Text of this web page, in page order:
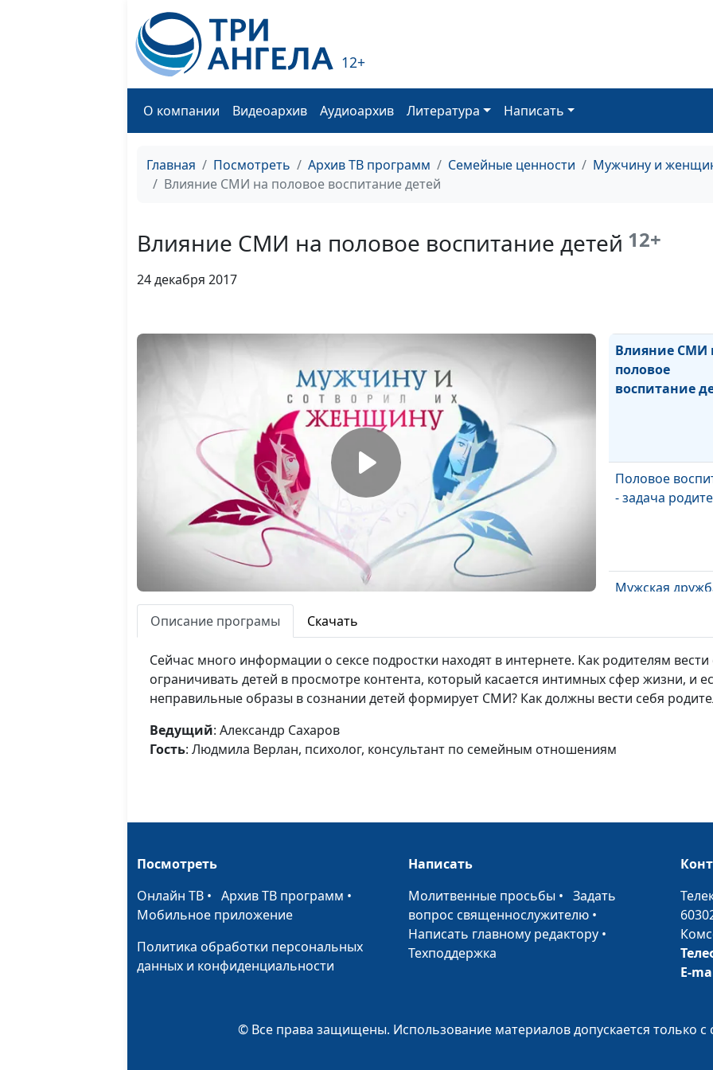
12+
О компании Видеоархив Аудиоархив Литература Написать
Главная Посмотреть Архив ТВ программ Семейные ценности
Мужчину и
Влияние СМИ на половое воспитание детей
Влияние СМИ на половое воспитание детей 12+
24 декабря 2017
Чем плох секс
часть)
Чем плох секс до
Влияние СМИ
половое
воспитание
Половое
- задача
Мужская
Кто главный в
семье?
Признаки
Суровый
ребенок
Описание програмы Скачать
Сейчас много информации о сексе подростки находят в интернете. Как родителям
ограничивать детей в просмотре контента, который касается интимных сфер жизни, и
неправильные образы в сознании детей формирует СМИ? Как должны вести себя
Ведущий: Александр Сахаров
Гость: Людмила Верлан, психолог, консультант по семейным отношениям
Посмотреть
Онлайн ТВ • Архив ТВ программ •
Мобильное приложение
Политика обработки персональных
данных и конфиденциальности
Написать
Молитвенные просьбы •Задать
вопрос священнослужителю •
Написать главному редактору •
Техподдержка
E-
© Все права защищены. Использование материалов допускается только с